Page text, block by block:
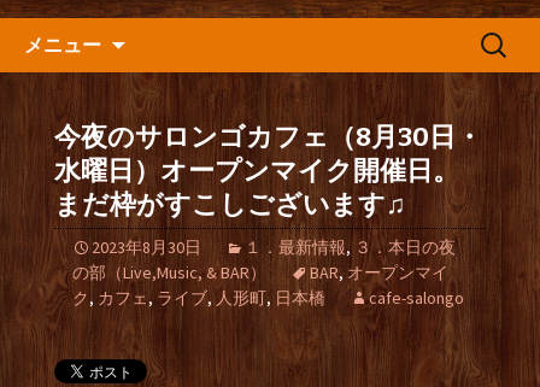
メニュー
検
今夜のサロンゴカフェ（8月30日・
水曜日）オープンマイク開催日。
まだ枠がすこしございます♫
2023年8月30日 １．最新情報, ３．本日の夜
の部（Live,Music, & BAR）
BAR,オープンマイ
ク, カフェ, ライブ,人形町, 日本橋 cafe-salongo